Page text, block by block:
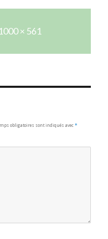
réelle
× 561
obligatoires sont indiqués avec*